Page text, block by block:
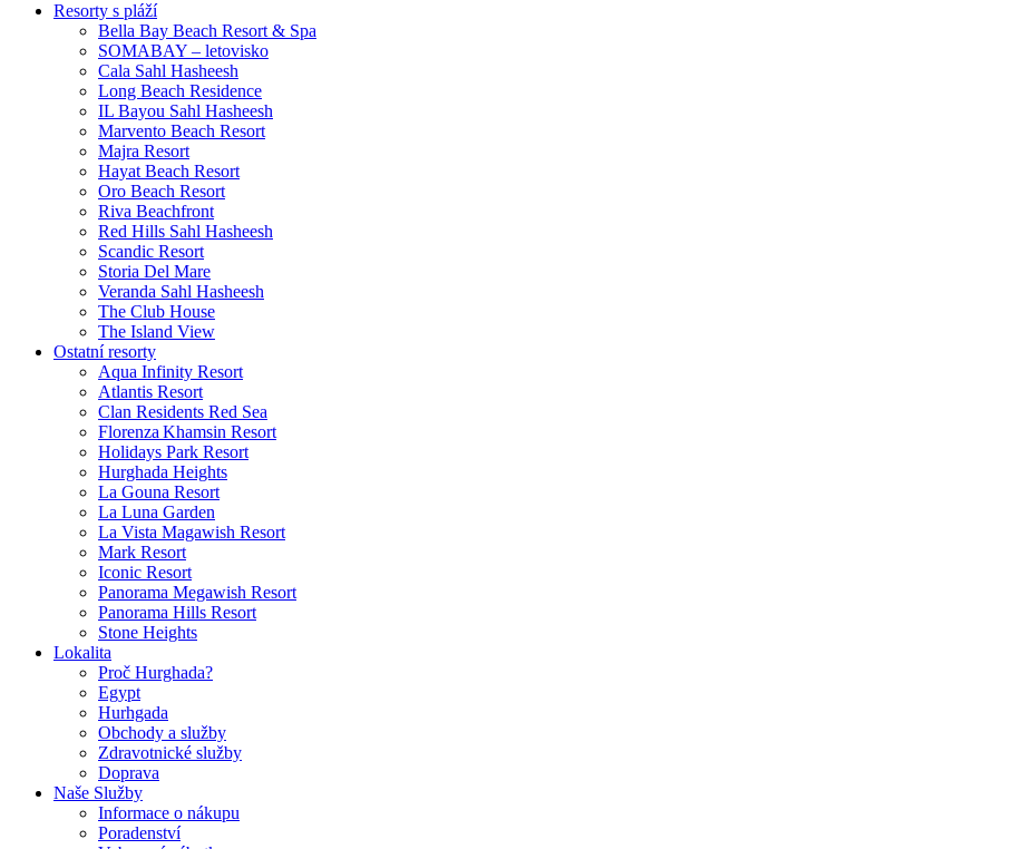
Resorty s pláží
Bella Bay Beach Resort & Spa
SOMABAY – letovisko
Cala Sahl Hasheesh
Long Beach Residence
IL Bayou Sahl Hasheesh
Marvento Beach Resort
Majra Resort
Hayat Beach Resort
Oro Beach Resort
Riva Beachfront
Red Hills Sahl Hasheesh
Scandic Resort
Storia Del Mare
Veranda Sahl Hasheesh
The Club House
The Island View
Ostatní resorty
Aqua Infinity Resort
Atlantis Resort
Clan Residents Red Sea
Florenza Khamsin Resort
Holidays Park Resort
Hurghada Heights
La Gouna Resort
La Luna Garden
La Vista Magawish Resort
Mark Resort
Iconic Resort
Panorama Megawish Resort
Panorama Hills Resort
Stone Heights
Lokalita
Proč Hurghada?
Egypt
Hurhgada
Obchody a služby
Zdravotnické služby
Doprava
Naše Služby
Informace o nákupu
Poradenství